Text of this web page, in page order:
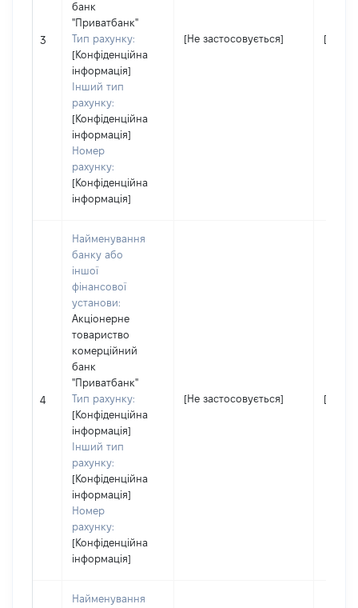
3
банк
"Приватбанк"
Тип рахунку:
[Конфіденційна
інформація]
Інший тип
рахунку:
[Конфіденційна
інформація]
Номер
рахунку:
[Конфіденційна
інформація]
[Не застосовується] [Не
4
Найменування
банку або
іншої
фінансової
установи:
Акціонерне
товариство
комерційний
банк
"Приватбанк"
Тип рахунку:
[Конфіденційна
інформація]
Інший тип
рахунку:
[Конфіденційна
інформація]
Номер
рахунку:
[Конфіденційна
інформація]
[Не застосовується] [Не
Найменування